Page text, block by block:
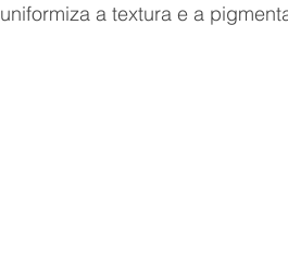
uniformiza a textura e a